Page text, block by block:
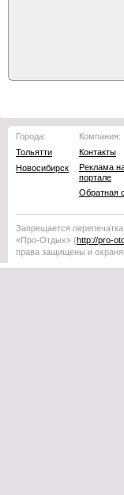
Города:
Тольятти
Новосибирск
Компания:
Контакты
Реклама
портале
Обратная
Запрещается
«Про-Отдых» (http://pro-
права защищены и